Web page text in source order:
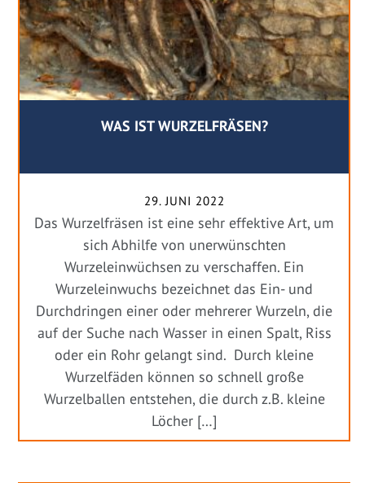
WAS IST WURZELFRÄSEN?
29. JUNI 2022
Das Wurzelfräsen ist eine sehr effektive Art, um
sich Abhilfe von unerwünschten
Wurzeleinwüchsen zu verschaffen. Ein
Wurzeleinwuchs bezeichnet das Ein- und
Durchdringen einer oder mehrerer Wurzeln, die
auf der Suche nach Wasser in einen Spalt, Riss
oder ein Rohr gelangt sind. Durch kleine
Wurzelfäden können so schnell große
Wurzelballen entstehen, die durch z.B. kleine
Löcher […]